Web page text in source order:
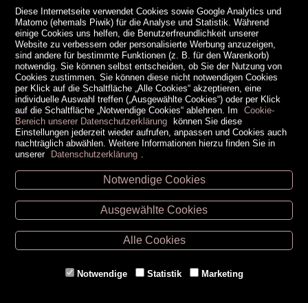
Unsere Öffnungszeiten
Retz -02942/20433
Hollabrunn -02952/30057
Eggenburg -02984/3836
Gmünd -
Diese Internetseite verwendet Cookies sowie Google Analytics und
Matomo (ehemals Piwik) für die Analyse und Statistik. Während
einige Cookies uns helfen, die Benutzerfreundlichkeit unserer
Website zu verbessern oder personalisierte Werbung anzuzeigen,
sind andere für bestimmte Funktionen (z. B. für den Warenkorb)
notwendig. Sie können selbst entscheiden, ob Sie der Nutzung von
Cookies zustimmen. Sie können diese nicht notwendigen Cookies
per Klick auf die Schaltfläche „Alle Cookies“ akzeptieren, eine
individuelle Auswahl treffen („Ausgewählte Cookies“) oder per Klick
auf die Schaltfläche „Notwendige Cookies“ ablehnen. Im
Cookie-
Bereich unserer Datenschutzerklärung können Sie diese
Einstellungen jederzeit wieder aufrufen, anpassen und Cookies auch
nachträglich abwählen. Weitere Informationen hierzu finden Sie in
unserer Datenschutzerklärung
Notwendige Cookies
Ausgewählte Cookies
Alle Cookies
Notwendige Statistik Marketing